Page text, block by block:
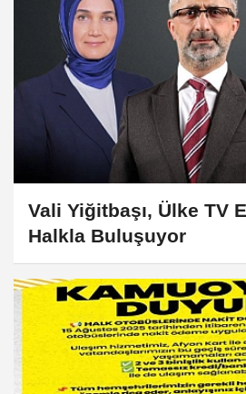
Vali Yiğitbaşı, Ülke TV
Halkla Buluşuyor